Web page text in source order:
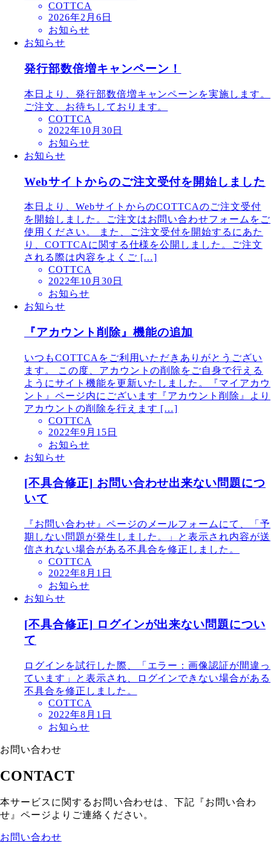
COTTCA
2026年2月6日
お知らせ
お知らせ
発行部数倍増キャンペーン！
本日より、発行部数倍増キャンペーンを実施します。
ご注文、お待ちしております。
COTTCA
2022年10月30日
お知らせ
お知らせ
Webサイトからのご注文受付を開始しました
本日より、WebサイトからのCOTTCAのご注文受付
を開始しました。ご注文はお問い合わせフォームをご
使用ください。 また、ご注文受付を開始するにあた
り、COTTCAに関する仕様を公開しました。ご注文
される際は内容をよくご […]
COTTCA
2022年10月30日
お知らせ
お知らせ
『アカウント削除』機能の追加
いつもCOTTCAをご利用いただきありがとうござい
ます。 この度、アカウントの削除をご自身で行える
ようにサイト機能を更新いたしました。『マイアカウ
ント』ページ内にございます『アカウント削除』より
アカウントの削除を行えます […]
COTTCA
2022年9月15日
お知らせ
お知らせ
[不具合修正] お問い合わせ出来ない問題につ
いて
『お問い合わせ』ページのメールフォームにて、「予
期しない問題が発生しました。」と表示され内容が送
信されない場合がある不具合を修正しました。
COTTCA
2022年8月1日
お知らせ
お知らせ
[不具合修正] ログインが出来ない問題につい
て
ログインを試行した際、「エラー：画像認証が間違っ
ています」と表示され、ログインできない場合がある
不具合を修正しました。
COTTCA
2022年8月1日
お知らせ
お問い合わせ
CONTACT
本サービスに関するお問い合わせは、下記『お問い合わ
せ』ページよりご連絡ください。
お問い合わせ